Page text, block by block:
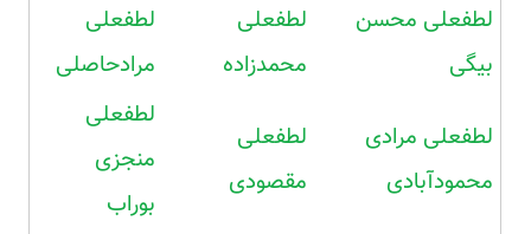
لطفعلی محسن
بیگی
لطفعلی
محمدزاده
لطفعلی
مرادحاصلی
لطفعلی مرادی
محمودآبادی
لطفعلی
مقصودی
لطفعلی
منجزی
بوراب